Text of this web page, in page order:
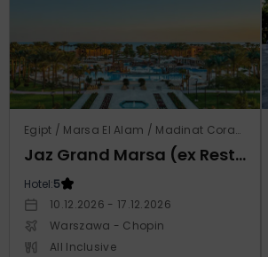
Egipt / Marsa El Alam / Madinat Coraya
Jaz Grand Marsa (ex Resta Grand Resort)
Hotel:5
10.12.2026 - 17.12.2026
Warszawa - Chopin
All Inclusive